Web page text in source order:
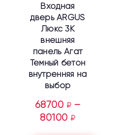
Входная
дверь ARGUS
Люкс 3К
внешняя
панель Агат
Темный бетон
внутренняя на
выбор
68700 ₽ –
80100₽
на
странице
товара.